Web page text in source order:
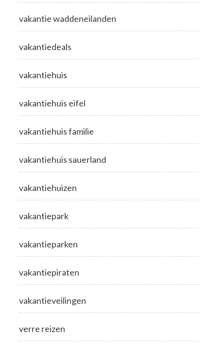
vakantie waddeneilanden
vakantiedeals
vakantiehuis
vakantiehuis eifel
vakantiehuis familie
vakantiehuis sauerland
vakantiehuizen
vakantiepark
vakantieparken
vakantiepiraten
vakantieveilingen
verre reizen